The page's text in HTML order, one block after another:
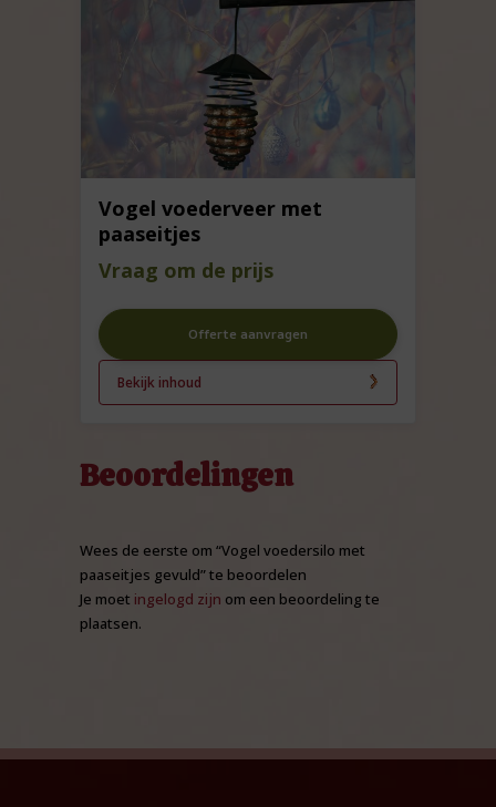
Vogel voederveer met
paaseitjes
Vraag om de prijs
Offerte aanvragen
Bekijk inhoud
Beoordelingen
Wees de eerste om “Vogel voedersilo met
paaseitjes gevuld” te beoordelen
Je moet ingelogd zijn om een beoordeling te
plaatsen.